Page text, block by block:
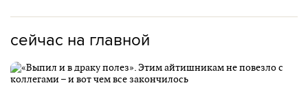
сейчас на главной